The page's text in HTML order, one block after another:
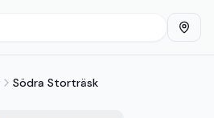
Södra Storträsk